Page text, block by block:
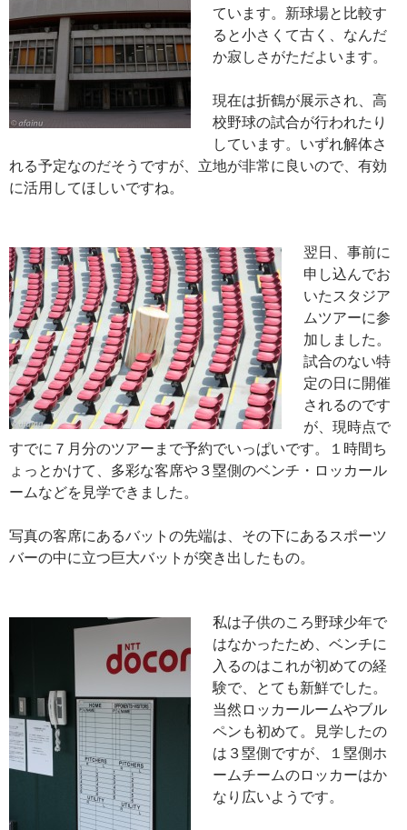
ています。新球場と比較す
ると小さくて古く、なんだ
か寂しさがただよいます。
現在は折鶴が展示され、高
校野球の試合が行われたり
しています。いずれ解体さ
れる予定なのだそうですが、立地が非常に良いので、有効
に活用してほしいですね。
翌日、事前に
申し込んでお
いたスタジア
ムツアーに参
加しました。
試合のない特
定の日に開催
されるのです
が、現時点で
すでに７月分のツアーまで予約でいっぱいです。１時間ち
ょっとかけて、多彩な客席や３塁側のベンチ・ロッカール
ームなどを見学できました。
写真の客席にあるバットの先端は、その下にあるスポーツ
バーの中に立つ巨大バットが突き出したもの。
私は子供のころ野球少年で
はなかったため、ベンチに
入るのはこれが初めての経
験で、とても新鮮でした。
当然ロッカールームやブル
ペンも初めて。見学したの
は３塁側ですが、１塁側ホ
ームチームのロッカーはか
なり広いようです。